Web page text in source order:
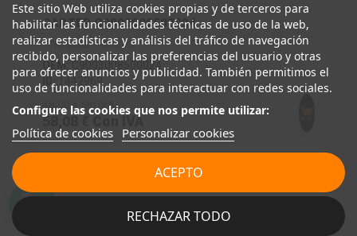
CARTER C9003008500024
KTM DUKE 790 DUKE L
OEM:
C9003008500024
ID: 1442969
48,00 € Sin IVA
58,08 € Con IVA
Este sitio Web utiliza cookies propias y de terceros para
habilitar las funcionalidades técnicas de uso de la web,
realizar estadísticas y análisis del tráfico de navegación
recibido, personalizar las preferencias del usuario y otras
para ofrecer anuncios y publicidad. También permitimos el
uso de funcionalidades para interactuar con redes sociales.
Configure las cookies que nos permite utilizar:
Política de cookies Personalizar cookies
RECHAZAR TODO
ACEPTO